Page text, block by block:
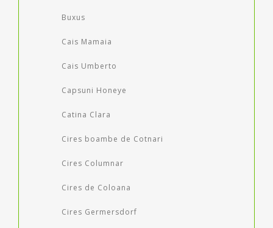
Buxus
Cais Mamaia
Cais Umberto
Capsuni Honeye
Catina Clara
Cires boambe de Cotnari
Cires Columnar
Cires de Coloana
Cires Germersdorf